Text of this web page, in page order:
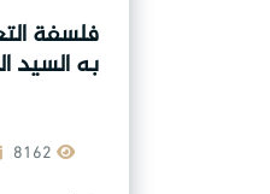
فلسفة
به السيد